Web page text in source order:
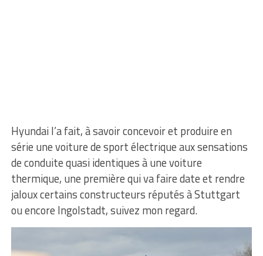
Hyundai l’a fait, à savoir concevoir et produire en
série une voiture de sport électrique aux sensations
de conduite quasi identiques à une voiture
thermique, une première qui va faire date et rendre
jaloux certains constructeurs réputés à Stuttgart
ou encore Ingolstadt, suivez mon regard.